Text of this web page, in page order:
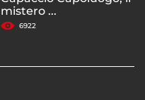
mistero ...
6922